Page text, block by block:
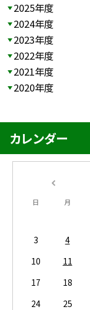
2025年度
2024年度
2023年度
2022年度
2021年度
2020年度
カレンダー
日 月
3
4
10
11
17
18
24
25